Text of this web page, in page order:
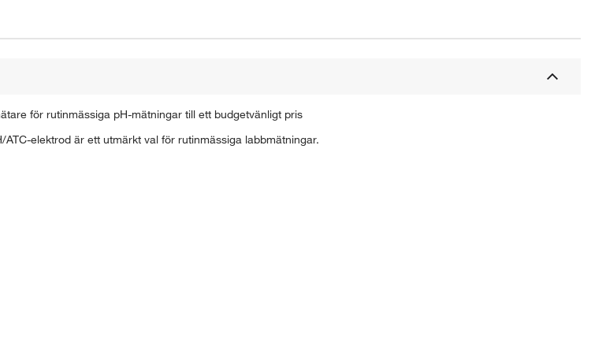
för rutinmässiga pH-mätningar till ett budgetvänligt pris
elektrod är ett utmärkt val för rutinmässiga labbmätningar.